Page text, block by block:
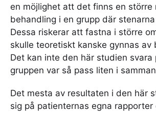
en möjlighet att det finns en större
behandling i en grupp där
Dessa riskerar att fastna i större
skulle teoretiskt kanske gynnas av
Det kan inte den här studien svara
gruppen var så pass liten i
Det mesta av resultaten i den här
sig på patienternas egna rapporter